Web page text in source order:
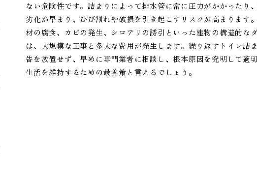
ない危険性です。詰まりによって排水管に常に圧力がかかったり
劣化が早まり、ひび割れや破損を引き起こすリスクが高まります
材の腐食、カビの発生、シロアリの誘引といった建物の構造的な
は、大規模な工事と多大な費用が発生します。繰り返すトイレ詰
告を放置せず、早めに専門業者に相談し、根本原因を究明して適
生活を維持するための最善策と言えるでしょう。